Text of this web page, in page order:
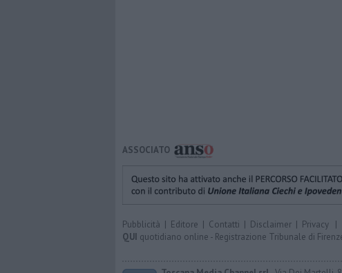
ASSOCIATO
Pubblicità | Editore | Contatti | Disclaimer | Privacy |
QUI quotidiano online - Registrazione Tribunale di